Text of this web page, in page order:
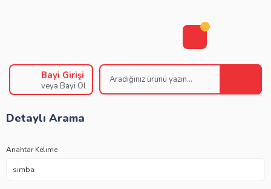
Bayi Girişi
veya Bayi Ol
Detaylı Arama
Anahtar Kelime